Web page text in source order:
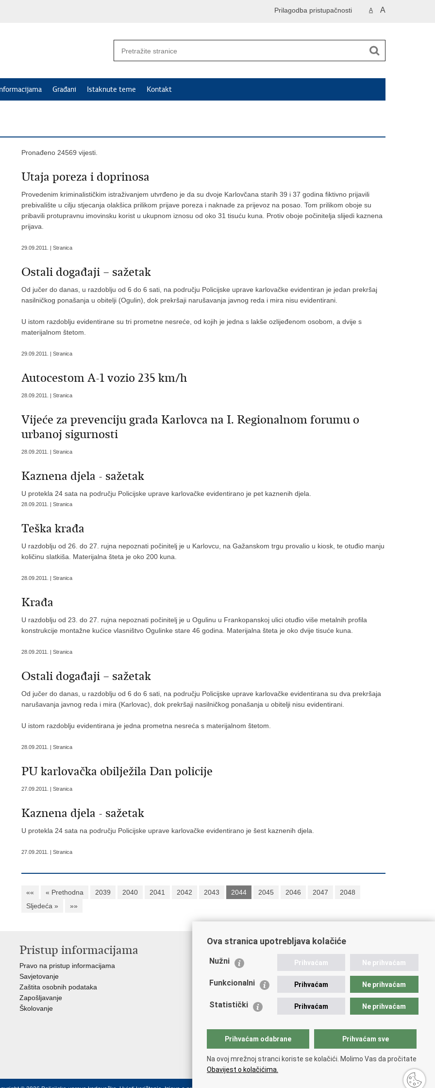
A A
Prilagodba pristupačnosti
Građani Istaknute teme Kontakt
Pronađeno 24569 vijesti.
Utaja poreza i doprinosa
Provedenim kriminalističkim istraživanjem utvrđeno je da su dvoje Karlovčana starih 39 i 37 godina fiktivno prijavili
prebivalište u cilju stjecanja olakšica prilikom prijave poreza i naknade za prijevoz na posao. Tom prilikom oboje su
pribavili protupravnu imovinsku korist u ukupnom iznosu od oko 31 tisuću kuna. Protiv oboje počinitelja slijedi kaznena
prijava.
29.09.2011. | Stranica
Ostali događaji – sažetak
Od jučer do danas, u razdoblju od 6 do 6 sati, na području Policijske uprave karlovačke evidentiran je jedan prekršaj
nasilničkog ponašanja u obitelji (Ogulin), dok prekršaji narušavanja javnog reda i mira nisu evidentirani.
U istom razdoblju evidentirane su tri prometne nesreće, od kojih je jedna s lakše ozlijeđenom osobom, a dvije s
materijalnom štetom.
29.09.2011. | Stranica
Autocestom A-1 vozio 235 km/h
28.09.2011. | Stranica
Vijeće za prevenciju grada Karlovca na I. Regionalnom forumu o
urbanoj sigurnosti
28.09.2011. | Stranica
Kaznena djela - sažetak
U protekla 24 sata na području Policijske uprave karlovačke evidentirano je pet kaznenih djela.
28.09.2011. | Stranica
Teška krađa
U razdoblju od 26. do 27. rujna nepoznati počinitelj je u Karlovcu, na Gažanskom trgu provalio u kiosk, te otuđio manju
količinu slatkiša. Materijalna šteta je oko 200 kuna.
28.09.2011. | Stranica
Krađa
U razdoblju od 23. do 27. rujna nepoznati počinitelj je u Ogulinu u Frankopanskoj ulici otuđio više metalnih profila
konstrukcije montažne kućice vlasništvo Ogulinke stare 46 godina. Materijalna šteta je oko dvije tisuće kuna.
28.09.2011. | Stranica
Ostali događaji – sažetak
Od jučer do danas, u razdoblju od 6 do 6 sati, na području Policijske uprave karlovačke evidentirana su dva prekršaja
narušavanja javnog reda i mira (Karlovac), dok prekršaji nasilničkog ponašanja u obitelji nisu evidentirani.
U istom razdoblju evidentirana je jedna prometna nesreća s materijalnom štetom.
28.09.2011. | Stranica
PU karlovačka obilježila Dan policije
27.09.2011. | Stranica
Kaznena djela - sažetak
U protekla 24 sata na području Policijske uprave karlovačke evidentirano je šest kaznenih djela.
27.09.2011. | Stranica
«« « Prethodna 2039 2040 2041 2042 2043 2044 2045 2046 2047
2048
Sljedeća »
»»
Pristup informacijama
Pravo na pristup informacijama
Savjetovanje
Zaštita osobnih podataka
Zapošljavanje
Školovanje
Važne poveznice
Ministarstvo unutarnjih poslova
Udruge
Policijska akademija
Zaklada policijske solidarnosti
Centar za forenzična ispitivanja, istraživanja i vještačenja
"Ivan Vučetić"
Policijske uprave
Ova stranica upotrebljava kolačiće
Nužni Prihvaćam Ne prihvaćam
Funkcionalni Prihvaćam Ne prihvaćam
Statistički Prihvaćam Ne prihvaćam
Prihvaćam odabrane Prihvaćam sve
Na ovoj mrežnoj stranci koriste se kolačići. Molimo Vas da pročitate
Obavijest o kolačićima.